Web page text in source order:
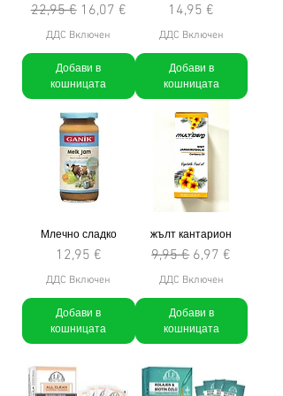
Редовна цена
22,95 € Продажна цена
16,07 €
ДДС Включен
Добави в
кошницата
Цена
14,95 €
ДДС Включен
Добави в
кошницата
Млечно сладко
Цена
12,95 €
ДДС Включен
Добави в
кошницата
жълт кантарион
Редовна цена
9,95 € Продажна цена
6,97 €
ДДС Включен
Добави в
кошницата